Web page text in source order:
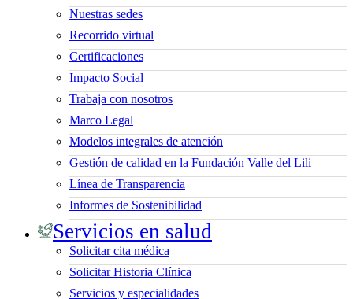
Nuestras sedes
Recorrido virtual
Certificaciones
Impacto Social
Trabaja con nosotros
Marco Legal
Modelos integrales de atención
Gestión de calidad en la Fundación Valle del Lili
Línea de Transparencia
Informes de Sostenibilidad
Servicios en salud
Solicitar cita médica
Solicitar Historia Clínica
Servicios y especialidades